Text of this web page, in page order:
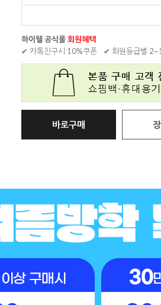
하이웰 공식몰회원혜택
✔ 카톡친구시 10%쿠폰
✔ 회원등급별
바로구매